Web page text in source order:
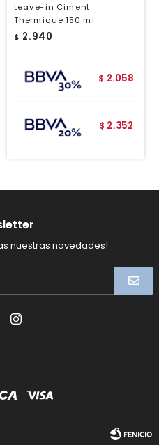
Leave-in Ciment
Thermique 150 ml
$ 2.940
$ 2.058
$ 2.352
nuestras novedades!
